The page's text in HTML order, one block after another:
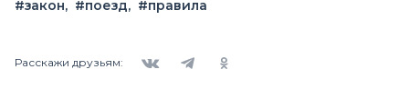
#закон #поезд #правила
Расскажи друзьям: